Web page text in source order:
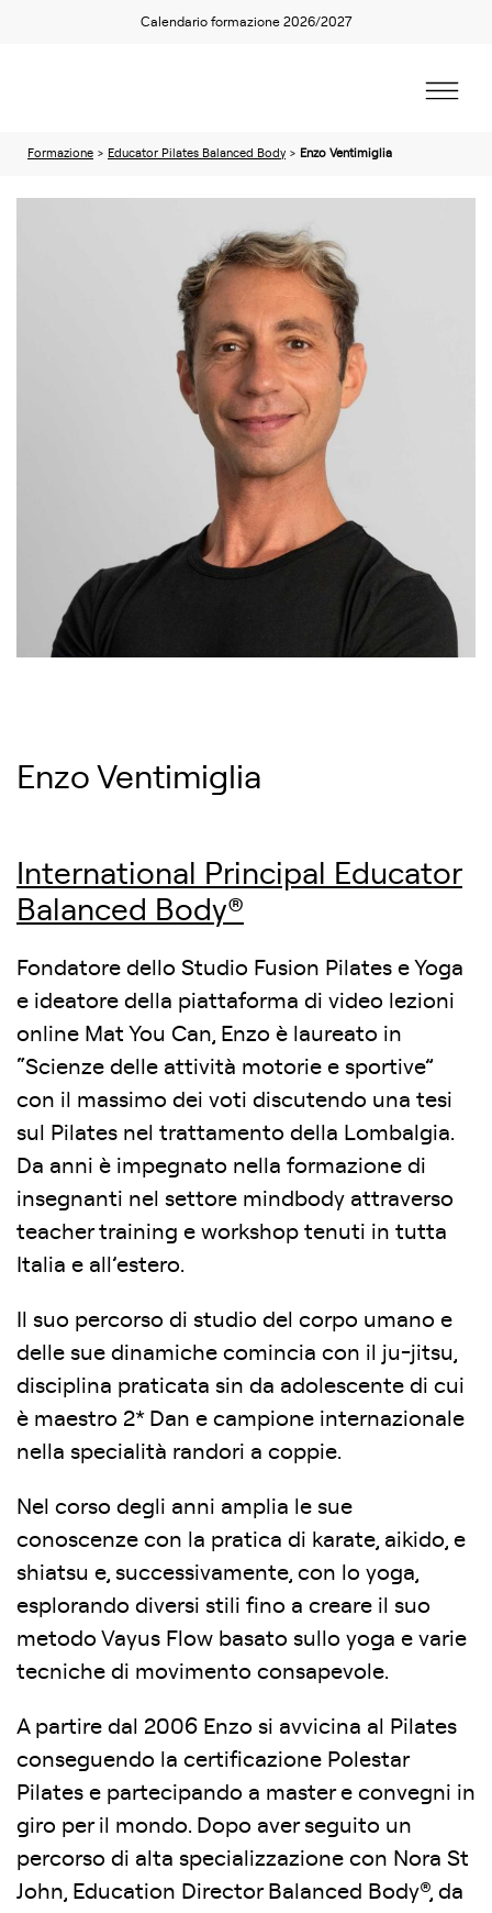
Calendario formazione 2026/2027
Formazione > Educator Pilates Balanced Body > Enzo Ventimiglia
Enzo Ventimiglia
International Principal Educator
Balanced Body®
Fondatore dello Studio Fusion Pilates e Yoga
e ideatore della piattaforma di video lezioni
online Mat You Can, Enzo è laureato in
“Scienze delle attività motorie e sportive”
con il massimo dei voti discutendo una tesi
sul Pilates nel trattamento della Lombalgia.
Da anni è impegnato nella formazione di
insegnanti nel settore mindbody attraverso
teacher training e workshop tenuti in tutta
Italia e all’estero.
Il suo percorso di studio del corpo umano e
delle sue dinamiche comincia con il ju-jitsu,
disciplina praticata sin da adolescente di cui
è maestro 2* Dan e campione internazionale
nella specialità randori a coppie.
Nel corso degli anni amplia le sue
conoscenze con la pratica di karate, aikido, e
shiatsu e, successivamente, con lo yoga,
esplorando diversi stili fino a creare il suo
metodo Vayus Flow basato sullo yoga e varie
tecniche di movimento consapevole.
A partire dal 2006 Enzo si avvicina al Pilates
conseguendo la certificazione Polestar
Pilates e partecipando a master e convegni in
giro per il mondo. Dopo aver seguito un
percorso di alta specializzazione con Nora St
John, Education Director Balanced Body®, da